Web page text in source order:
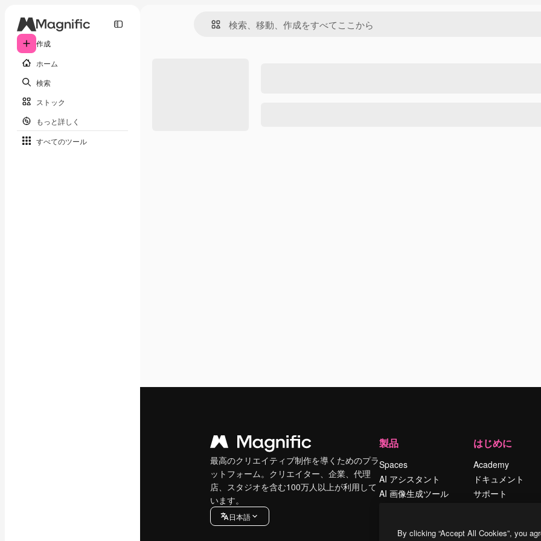
作成
ホーム
検索
ストック
もっと詳しく
すべてのツール
最高のクリエイティブ制作を導くためのプラ
ットフォーム。クリエイター、企業、代理
店、スタジオを含む100万人以上が利用して
います。
日本語
製品
Spaces
AI アシスタント
AI 画像生成ツール
ストックコンテン
はじめに
Academy
ドキュメント
サポート
シー
By clicking “Accept All Cookies”, you